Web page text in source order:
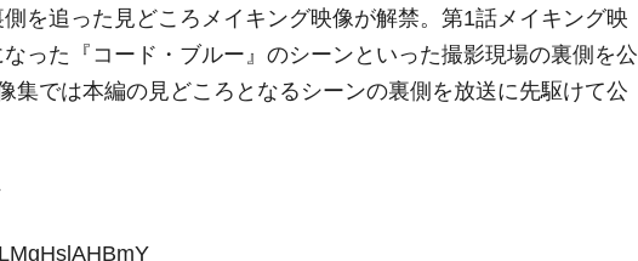
を追った見どころメイキング映像が解禁。第1話メイキング映
った『コード・ブルー』のシーンといった撮影現場の裏側を公
集では本編の見どころとなるシーンの裏側を放送に先駆けて公